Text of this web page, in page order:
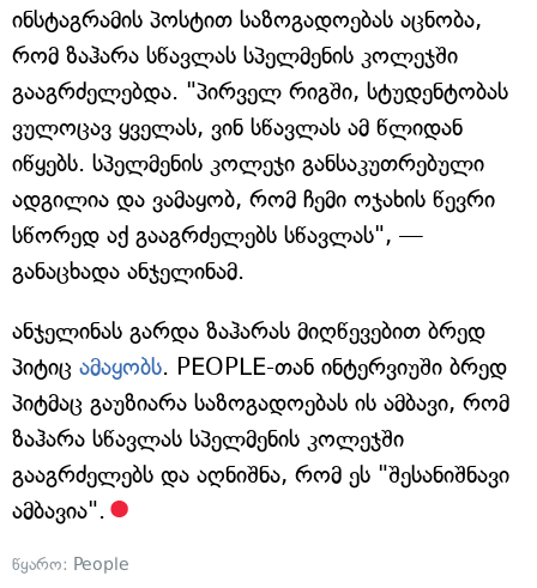
ინსტაგრამის პოსტით საზოგადოებას აცნობა,
რომ ზაჰარა სწავლას სპელმენის კოლეჯში
გააგრძელებდა. "პირველ რიგში, სტუდენტობას
ვულოცავ ყველას, ვინ სწავლას ამ წლიდან
იწყებს. სპელმენის კოლეჯი განსაკუთრებული
ადგილია და ვამაყობ, რომ ჩემი ოჯახის წევრი
სწორედ აქ გააგრძელებს სწავლას", —
განაცხადა ანჯელინამ.
ანჯელინას გარდა ზაჰარას მიღწევებით ბრედ
პიტიც ამაყობს. PEOPLE-თან ინტერვიუში ბრედ
პიტმაც გაუზიარა საზოგადოებას ის ამბავი, რომ
ზაჰარა სწავლას სპელმენის კოლეჯში
გააგრძელებს და აღნიშნა, რომ ეს "შესანიშნავი
ამბავია".
წყარო: People